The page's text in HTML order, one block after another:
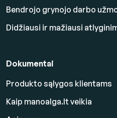
Bendrojo grynojo darbo
Didžiausi ir mažiausi
Dokumentai
Produkto sąlygos klientams
Kaip manoalga.lt veikia